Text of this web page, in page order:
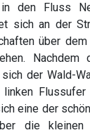
den Fluss
sich an der
über
Nachdem
der Wald-
linken
eine der
die kleinen